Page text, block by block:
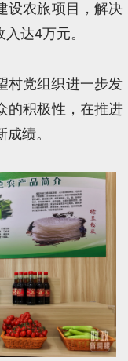
设农旅项目，解决
达4万元。
村党组织进一步发
的积极性，在推进
绩。